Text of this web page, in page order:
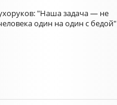
"Наша задача — не
один на один с бедой"